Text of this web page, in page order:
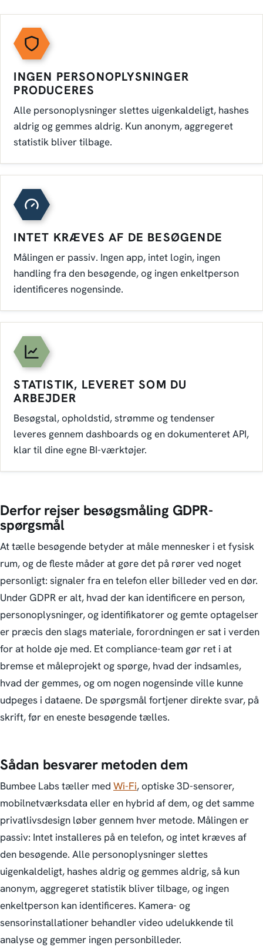
INGEN PERSONOPLYSNINGER
PRODUCERES
Alle personoplysninger slettes uigenkaldeligt, hashes
aldrig og gemmes aldrig. Kun anonym, aggregeret
statistik bliver tilbage.
INTET KRÆVES AF DE BESØGENDE
Målingen er passiv. Ingen app, intet login, ingen
handling fra den besøgende, og ingen enkeltperson
identificeres nogensinde.
STATISTIK, LEVERET SOM DU
ARBEJDER
Besøgstal, opholdstid, strømme og tendenser
leveres gennem dashboards og en dokumenteret API,
klar til dine egne BI-værktøjer.
Derfor rejser besøgsmåling GDPR-
spørgsmål
At tælle besøgende betyder at måle mennesker i et fysisk
rum, og de fleste måder at gøre det på rører ved noget
personligt: signaler fra en telefon eller billeder ved en dør.
Under GDPR er alt, hvad der kan identificere en person,
personoplysninger, og identifikatorer og gemte optagelser
er præcis den slags materiale, forordningen er sat i verden
for at holde øje med. Et compliance-team gør ret i at
bremse et måleprojekt og spørge, hvad der indsamles,
hvad der gemmes, og om nogen nogensinde ville kunne
udpeges i dataene. De spørgsmål fortjener direkte svar, på
skrift, før en eneste besøgende tælles.
Sådan besvarer metoden dem
Bumbee Labs tæller med Wi-Fi, optiske 3D-sensorer,
mobilnetværksdata eller en hybrid af dem, og det samme
privatlivsdesign løber gennem hver metode. Målingen er
passiv: Intet installeres på en telefon, og intet kræves af
den besøgende. Alle personoplysninger slettes
uigenkaldeligt, hashes aldrig og gemmes aldrig, så kun
anonym, aggregeret statistik bliver tilbage, og ingen
enkeltperson kan identificeres. Kamera- og
sensorinstallationer behandler video udelukkende til
analyse og gemmer ingen personbilleder.